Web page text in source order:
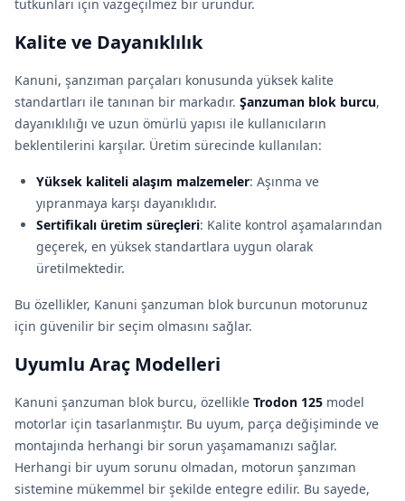
tutkunları için vazgeçilmez bir üründür.
Kalite ve Dayanıklılık
Kanuni, şanzıman parçaları konusunda yüksek kalite
standartları ile tanınan bir markadır. Şanzuman blok burcu,
dayanıklılığı ve uzun ömürlü yapısı ile kullanıcıların
beklentilerini karşılar. Üretim sürecinde kullanılan:
Yüksek kaliteli alaşım malzemeler: Aşınma ve
yıpranmaya karşı dayanıklıdır.
Sertifikalı üretim süreçleri: Kalite kontrol aşamalarından
geçerek, en yüksek standartlara uygun olarak
üretilmektedir.
Bu özellikler, Kanuni şanzuman blok burcunun motorunuz
için güvenilir bir seçim olmasını sağlar.
Uyumlu Araç Modelleri
Kanuni şanzuman blok burcu, özellikle Trodon 125 model
motorlar için tasarlanmıştır. Bu uyum, parça değişiminde ve
montajında herhangi bir sorun yaşamamanızı sağlar.
Herhangi bir uyum sorunu olmadan, motorun şanzıman
sistemine mükemmel bir şekilde entegre edilir. Bu sayede,